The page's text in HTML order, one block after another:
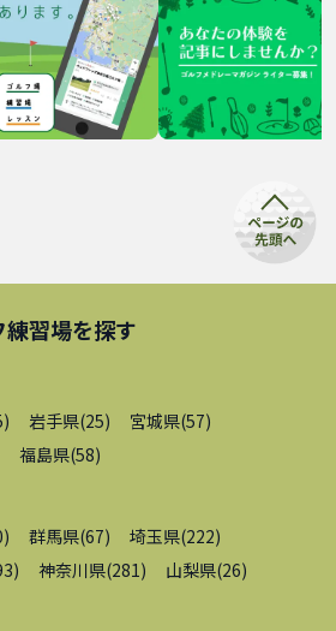
練習場を探す
) 岩手県(25) 宮城県(57)
福島県(58)
) 群馬県(67) 埼玉県(222)
) 神奈川県(281) 山梨県(26)